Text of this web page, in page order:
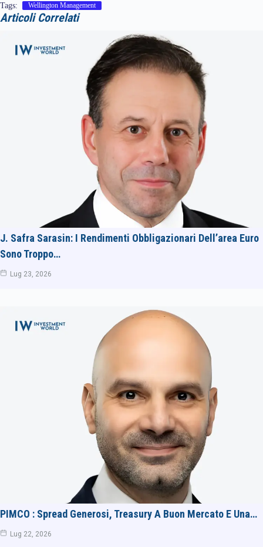
Tags: Wellington Management
Articoli Correlati
J. Safra Sarasin: I Rendimenti Obbligazionari Dell’area Euro
Sono Troppo…
Lug 23, 2026
PIMCO : Spread Generosi, Treasury A Buon Mercato E Una…
Lug 22, 2026